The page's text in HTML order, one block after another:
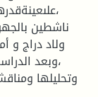
ناشطين
،وبعد
وتحليلها